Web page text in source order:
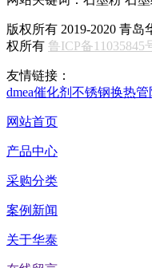
版权所有 2019-2020 青
权所有 鲁ICP备11035845
友情链接：
dmea催化剂 不锈钢换热管
网站首页
产品中心
采购分类
案例新闻
关于华泰